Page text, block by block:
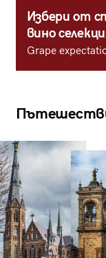
Избери от
вино
Grape